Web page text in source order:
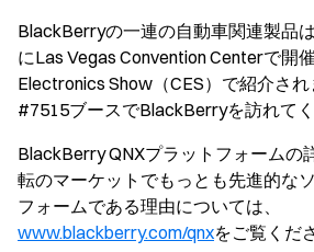
BlackBerryの一連の自動車関連製品
にLas Vegas Convention Centerで開
Electronics Show（CES）で紹介さ
#7515ブースでBlackBerryを訪れてく
BlackBerry QNXプラットフォームの
転のマーケットでもっとも先進的な
フォームである理由については、
www.blackberry.com/qnxをご覧くだ